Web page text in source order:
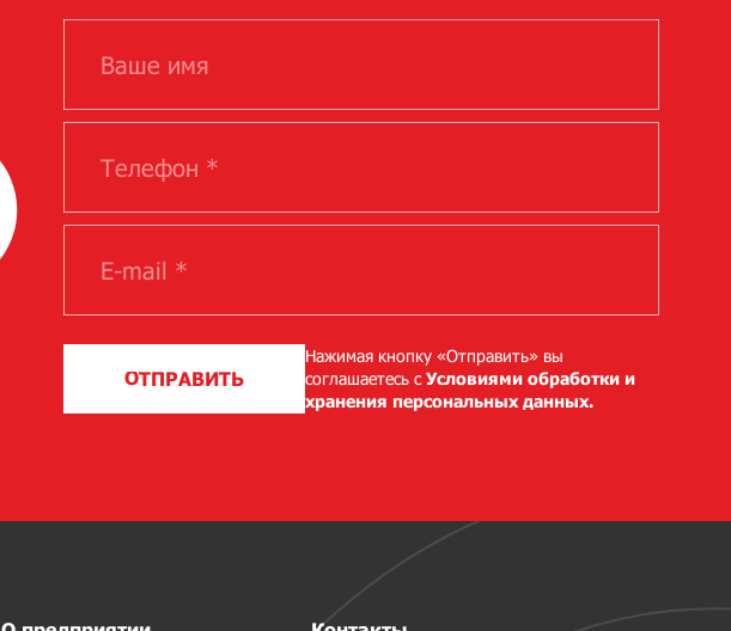
ОТПРАВИТЬ
Нажимая кнопку «Отправить» вы
соглашаетесь сУсловиями обработки и
хранения персональных данных.